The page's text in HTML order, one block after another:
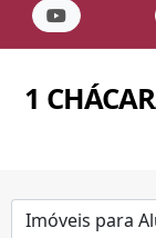
1